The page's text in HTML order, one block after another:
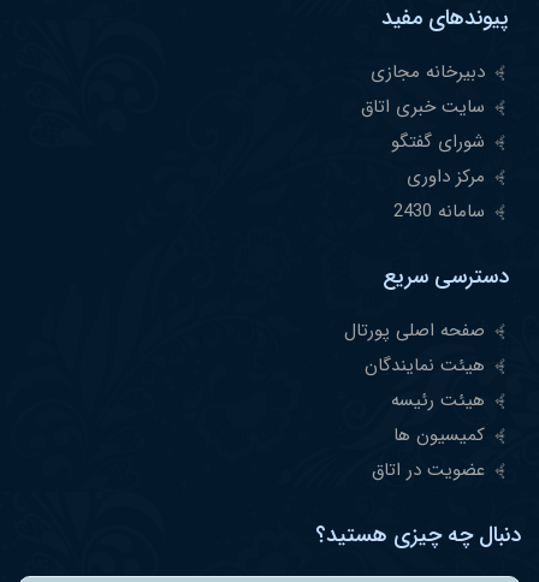
پیوندهای مفید
دبیرخانه مجازی
سایت خبری اتاق
شورای گفتگو
مرکز داوری
سامانه 2430
دسترسی سریع
صفحه اصلی پورتال
هیئت نمایندگان
هیئت رئیسه
کمیسیون ها
عضویت در اتاق
دنبال چه چیزی هستید؟